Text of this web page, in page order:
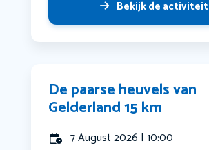
Bekijk de activiteit
De paarse heuvels van
Gelderland 15 km
7 August 2026 | 10:00